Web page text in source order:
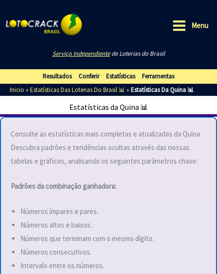
para
Main
Menu
Serviço Independientede Loterias do Brasil
Resultados Conferir Estatísticas
Ferramentas
Inicio » Estatísticas Das Loterias Do Brasil 📊 » Estatísticas Da Quina 📊
Estatísticas da Quina 📊
Consulte as estatísticas mais completas e atualizadas da Quina.
Descubra padrões e tendências ocultas através das nossas
tabelas e gráficos, analisando os seguintes parâmetros chave:
Padrões da combinação ganhadora:
Números ímpares e pares.
Números altos e baixos.
Números que terminam com o mesmo dígito.
Números consecutivos.
Intervalo entre os números.